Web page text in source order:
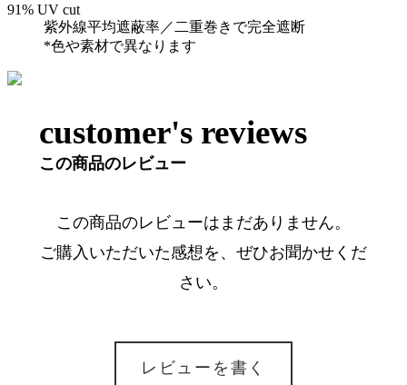
91% UV cut
紫外線平均遮蔽率／二重巻きで完全遮断
*色や素材で異なります
customer's reviews
この商品のレビュー
この商品のレビューはまだありません。
ご購入いただいた感想を、ぜひお聞かせくだ
さい。
レビューを書く